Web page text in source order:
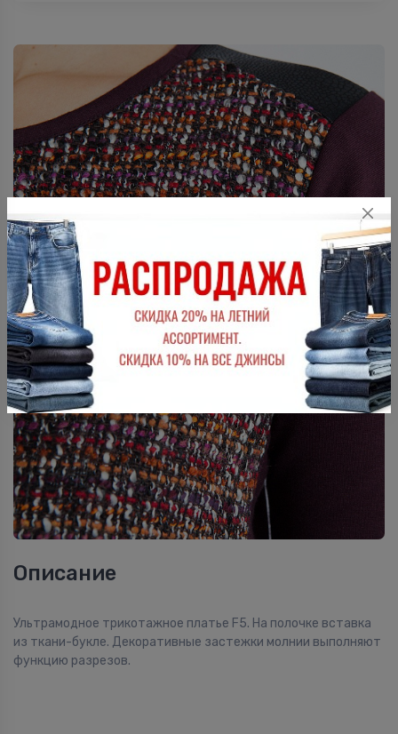
Описание
Ультрамодное трикотажное платье F5. На полочке вставка
из ткани-букле. Декоративные застежки молнии выполняют
функцию разрезов.